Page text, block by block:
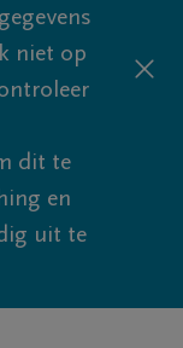
niet op
dit te
en
uit te